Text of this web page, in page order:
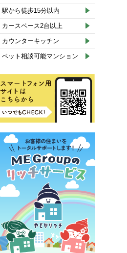
駅から徒歩15分以内
カースペース2台以上
カウンターキッチン
ペット相談可能マンション